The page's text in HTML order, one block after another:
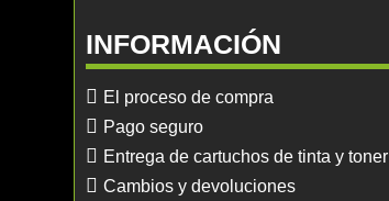
INFORMACIÓN
El proceso de compra
Pago seguro
Entrega de cartuchos de tinta y toner
Cambios y devoluciones